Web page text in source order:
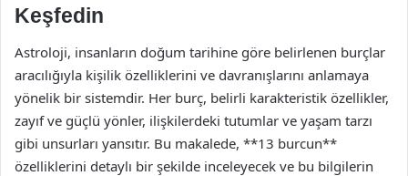
Keşfedin
Astroloji, insanların doğum tarihine göre belirlenen burçlar
aracılığıyla kişilik özelliklerini ve davranışlarını anlamaya
yönelik bir sistemdir. Her burç, belirli karakteristik özellikler,
zayıf ve güçlü yönler, ilişkilerdeki tutumlar ve yaşam tarzı
gibi unsurları yansıtır. Bu makalede, **13 burcun**
özelliklerini detaylı bir şekilde inceleyecek ve bu bilgilerin